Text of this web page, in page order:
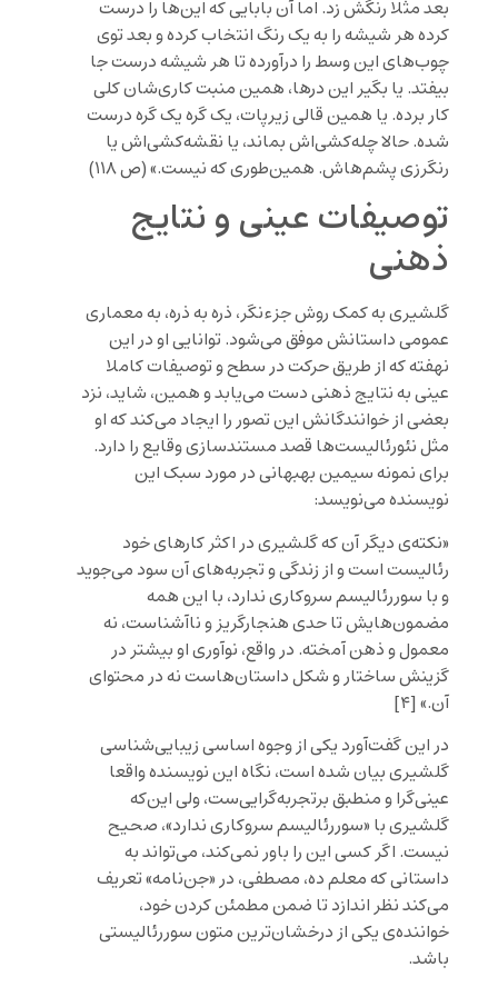
بعد مثلاً رنگش زد. اما آن بابایی که این‌ها را درست
کرده هر شیشه را به یک رنگ انتخاب کرده و بعد توی
چوب‌های این وسط را درآورده تا هر شیشه درست جا
بیفتد. یا بگیر این درها، همین منبت کاری‌شان کلی
کار برده. یا همین قالی زیرپات، یک گره یک گره درست
شده. حالا چله‌کشی‌اش بماند، یا نقشه‌کشی‌اش یا
رنگرزی پشم‌هاش. همین‌طوری که نیست.» (ص ۱۱۸)
توصیفات عینی و نتایج
ذهنی
گلشیری به کمک روش جزءنگر، ذره به ذره، به معماری
عمومی داستانش موفق می‌شود. توانایی او در این
نهفته که از طریق حرکت در سطح و توصیفات کاملا
عینی به نتایج ذهنی دست می‌یابد و همین، شاید، نزد
بعضی از خوانندگانش این تصور را ایجاد می‌کند که او
مثل نئورئالیست‌ها قصد مستند‌سازی وقایع را دارد.
برای نمونه سیمین بهبهانی در مورد سبک این
نویسنده می‌نویسد:
«نکته‌ی دیگر آن که گلشیری در اکثر کارهای خود
رئالیست است و از زندگی و تجربه‌های آن سود می‌جوید
و با سوررئالیسم سروکاری ندارد، با این همه
مضمون‌هایش تا حدی هنجارگریز و ناآشناست، نه
معمول و ذهن آمخته. در واقع، نوآوری او بیشتر در
گزینش ساختار و شکل داستان‌هاست نه در محتوای
آن.» [۴]
در این گفت‌آورد یکی از وجوه اساسی زیبایی‌شناسی‌
گلشیری بیان شده است، نگاه این نویسنده واقعا
عینی‌گرا و منطبق برتجربه‌گرایی‌ست، ولی این‌که
گلشیری با «سوررئالیسم سروکاری ندارد»، صحیح
نیست. اگر کسی این را باور نمی‌کند، می‌تواند به
داستانی که معلم ده، مصطفی، در «جن‌نامه» تعریف
می‌کند نظر اندازد تا ضمن مطمئن کردن خود،
خواننده‌ی یکی از درخشان‌ترین متون سوررئالیستی
باشد.